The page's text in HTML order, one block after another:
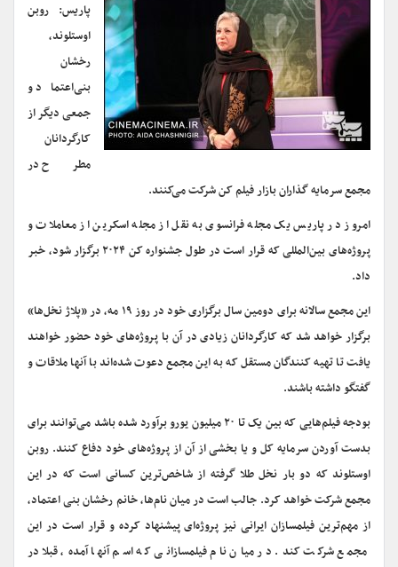
پاریس: روبن
اوستلوند،
رخشان
بنی‌اعتماد و
جمعی دیگر از
کارگردانان
مطرح در
مجمع سرمایه گذاران بازار فیلم کن شرکت می‌کنند.
امروز در پاریس یک مجله فرانسوی به نقل از مجله اسکرین از معاملات و
پروژه‌های بین‌المللی که قرار است در طول جشنواره کن ۲۰۲۴ برگزار شود، خبر
داد.
این مجمع سالانه برای دومین سال برگزاری خود در روز ۱۹ مه، در «پلاژ نخل‌ها»
برگزار خواهد شد که کارگردانان زیادی در آن با پروژه‌های خود حضور خواهند
یافت تا تهیه کنندگان مستقل که به این مجمع دعوت شده‌اند با آنها ملاقات و
گفتگو داشته باشند.
بودجه فیلم‌هایی که بین یک تا ۲۰ میلیون یورو برآورد شده باشد می‌توانند برای
بدست آوردن سرمایه کل و یا بخشی از آن از پروژه‌های خود دفاع کنند. روبن
اوستلوند که دو بار نخل طلا گرفته از شاخص‌ترین کسانی است که در این
مجمع شرکت خواهد کرد. جالب است در میان نام‌ها، خانم رخشان بنی اعتماد،
از مهم‌ترین فیلمسازان ایرانی نیز پروژه‌ای پیشنهاد کرده و قرار است در این
مجمع شرکت کند. در میان نام فیلمسازانی که اسم آنها آمده، قبلا در